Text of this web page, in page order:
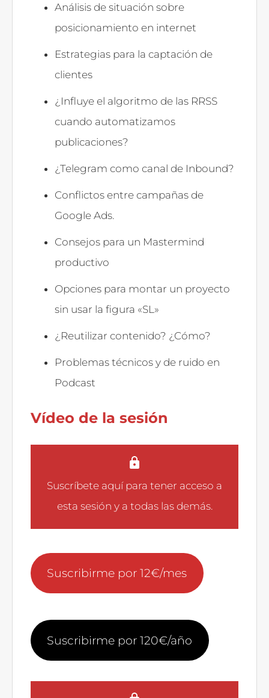
Análisis de situación sobre
posicionamiento en internet
Estrategias para la captación de
clientes
¿Influye el algoritmo de las RRSS
cuando automatizamos
publicaciones?
¿Telegram como canal de Inbound?
Conflictos entre campañas de
Google Ads.
Consejos para un Mastermind
productivo
Opciones para montar un proyecto
sin usar la figura «SL»
¿Reutilizar contenido? ¿Cómo?
Problemas técnicos y de ruido en
Podcast
Vídeo de la sesión
Suscríbete aquípara tener acceso a
esta sesión y a todas las demás.
Suscribirme por 12€/mes
Suscribirme por 120€/año